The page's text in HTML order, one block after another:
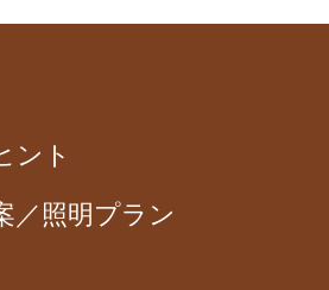
ント
／照明プラン